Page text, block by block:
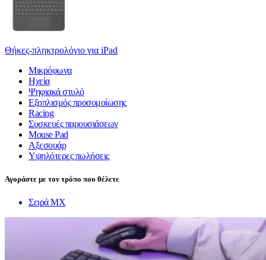
Θήκες-πληκτρολόγιο για iPad
Μικρόφωνα
Ηχεία
Ψηφιακά στυλό
Εξοπλισμός προσομοίωσης
Racing
Συσκευές παρουσιάσεων
Mouse Pad
Αξεσουάρ
Υψηλότερες πωλήσεις
Αγοράστε με τον τρόπο που θέλετε
Σειρά MX